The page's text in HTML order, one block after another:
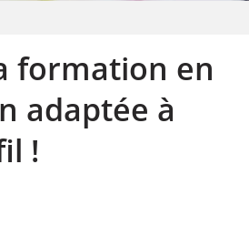
formation en
adaptée à
!